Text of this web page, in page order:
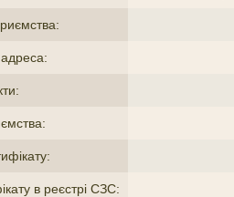
в реєстрі СЗС: